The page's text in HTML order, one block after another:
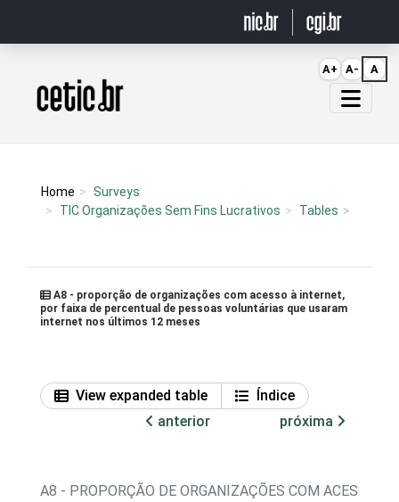
Página inicial
Home
Surveys
TIC Organizações Sem Fins Lucrativos
Tables
A8 - proporção de organizações com acesso à internet,
por faixa de percentual de pessoas voluntárias que usaram
internet nos últimos 12 meses
View expanded table
Índice
anterior
próxima
A8 - PROPORÇÃO DE ORGANIZAÇÕES COM ACESSO À
A+ A- A